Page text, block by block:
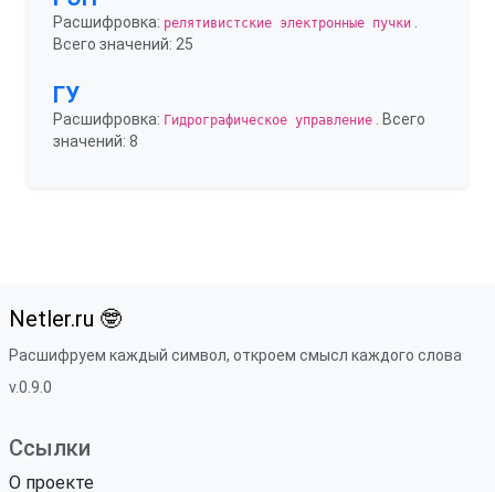
Расшифровка: релятивистские электронные пучки
Всего значений: 25
ГУ
Расшифровка: Гидрографическое управление . Всего
значений: 8
Netler.ru 🤓
Расшифруем каждый символ, откроем смысл каждого слова
v.0.9.0
Ссылки
О проекте